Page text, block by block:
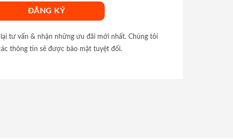
tư vấn & nhận những ưu đãi mới nhất. Chúng tôi
thông tin sẽ được bảo mật tuyệt đối.